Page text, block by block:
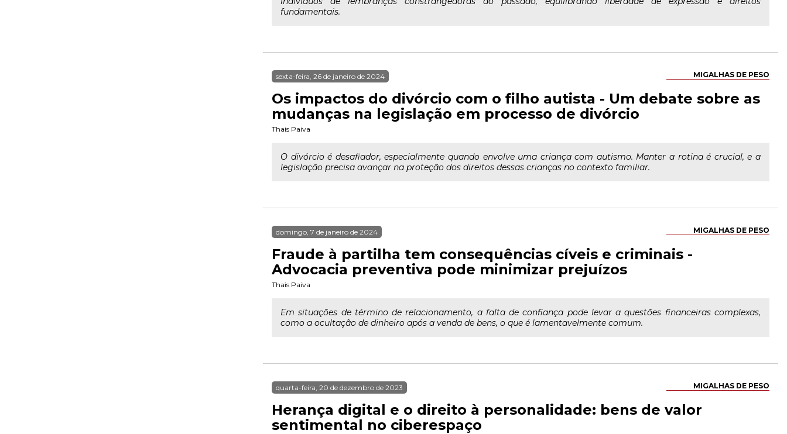
fundamentais.
MIGALHAS DE PESO
sexta-feira, 26 de janeiro de 2024
Os impactos do divórcio com o filho autista - Um debate sobre as
mudanças na legislação em processo de divórcio
Thais Paiva
O divórcio é desafiador, especialmente quando envolve uma criança com autismo. Manter a rotina é crucial, e a
legislação precisa avançar na proteção dos direitos dessas crianças no contexto familiar.
MIGALHAS DE PESO
domingo, 7 de janeiro de 2024
Fraude à partilha tem consequências cíveis e criminais -
Advocacia preventiva pode minimizar prejuízos
Thais Paiva
Em situações de término de relacionamento, a falta de confiança pode levar a questões financeiras complexas,
como a ocultação de dinheiro após a venda de bens, o que é lamentavelmente comum.
MIGALHAS DE PESO
quarta-feira, 20 de dezembro de 2023
Herança digital e o direito à personalidade: bens de valor
sentimental no ciberespaço